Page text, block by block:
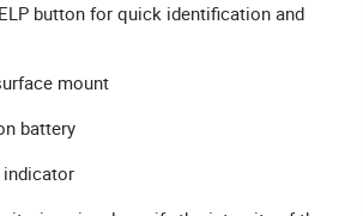
button for quick identification and
mount
battery